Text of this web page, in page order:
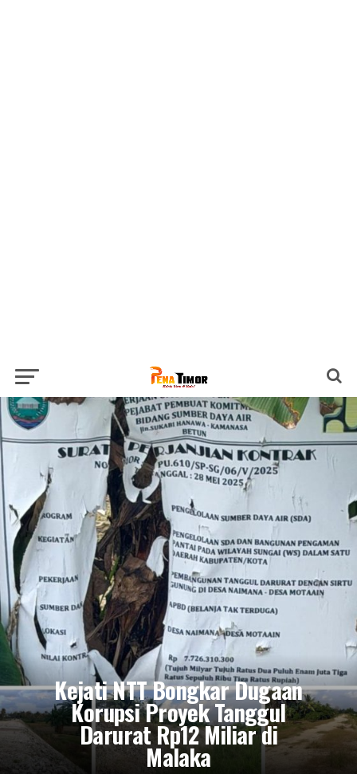
Kejati NTT Bongkar Dugaan
Korupsi Proyek Tanggul
Darurat Rp12 Miliar di
Malaka